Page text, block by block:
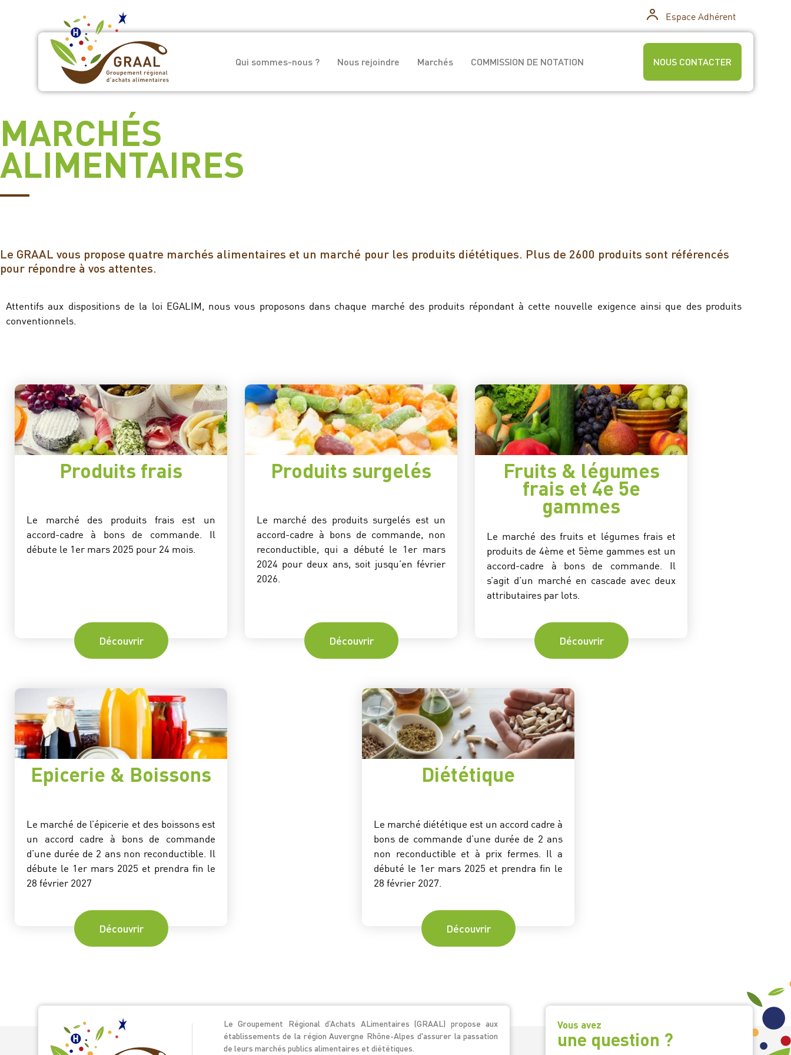
Espace Adhérent
Qui sommes-nous ? Nous rejoindre Marchés COMMISSION DE NOTATION NOUS CONTACTER
MARCHÉS
ALIMENTAIRES
Le GRAAL vous propose quatre marchés alimentaires et un marché pour les produits diététiques. Plus de 2600 produits sont référencés
pour répondre à vos attentes.
Attentifs aux dispositions de la loi EGALIM, nous vous proposons dans chaque marché des produits répondant à cette nouvelle exigence ainsi que des produits
conventionnels.
Produits frais
Le marché des produits frais est un
accord-cadre à bons de commande. Il
débute le 1er mars 2025 pour 24 mois.
Découvrir
Produits surgelés
Le marché des produits surgelés est un
accord-cadre à bons de commande, non
reconductible, qui a débuté le 1er mars
2024 pour deux ans, soit jusqu’en février
2026.
Découvrir
Fruits & légumes
frais et 4e 5e
gammes
Le marché des fruits et légumes frais et
produits de 4ème et 5ème gammes est un
accord-cadre à bons de commande. Il
s’agit d’un marché en cascade avec deux
attributaires par lots.
Découvrir
Epicerie & Boissons
Le marché de l’épicerie et des boissons est
un accord cadre à bons de commande
d’une durée de 2 ans non reconductible. Il
débute le 1er mars 2025 et prendra fin le
28 février 2027
Découvrir
Diététique
Le marché diététique est un accord cadre à
bons de commande d’une durée de 2 ans
non reconductible et à prix fermes. Il a
débuté le 1er mars 2025 et prendra fin le
28 février 2027.
Découvrir
Le Groupement Régional d’Achats ALimentaires (GRAAL) propose aux
établissements de la région Auvergne Rhône-Alpes d'assurer la passation
de leurs marchés publics alimentaires et diététiques.
Vous avez
une question ?